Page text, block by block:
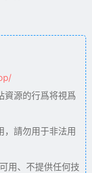
資源的行爲将視爲
，請勿用于非法用
用、不提供任何技